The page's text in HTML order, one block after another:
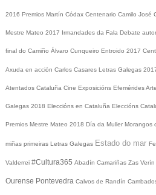
2016 Premios Martín Códax Centenario Camilo José
Mestre Mateo 2017 Irmandades da Fala Debate
final do Camiño Álvaro Cunqueiro Entroido 2017
Axuda en acción Carlos Casares Letras Galegas
Atentados Cataluña Cine Exposicións EfeméridesArte
Galegas 2018 Eleccións en Cataluña Eleccións
Premios Mestre Mateo 2018 Día da Muller Morangos
miñas primeiras Letras Galegas Estado do mar
Valderrei #Cultura365 Abadín Camariñas Zas Verín
Ourense Pontevedra Calvos de Randín